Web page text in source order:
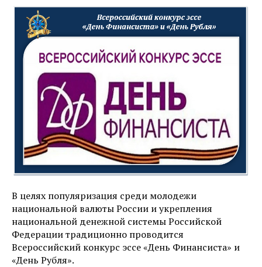
В целях популяризация среди молодежи
национальной валюты России и укрепления
национальной денежной системы Российской
Федерации традиционно проводится
Всероссийский конкурс эссе «День Финансиста» и
«День Рубля».